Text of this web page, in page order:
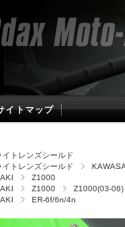
イトマップ
イトレンズシールド
イトレンズシールド
Z1000
Z1000
Z1000(03-06)
ER-6f/6n/4n